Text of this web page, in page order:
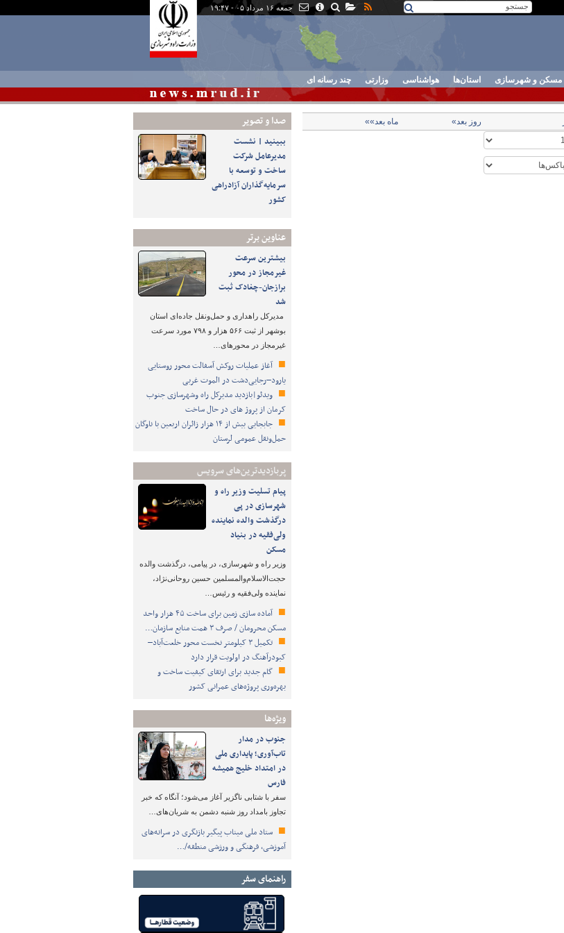
جمعه ۱۶ مرداد ۰۵ - ۱۹:۴۷
مسکن و شهرسازی استان‌ها هواشناسی وزارتی چند رسانه ای
صدا و تصوير
ببینید | نشست
مدیرعامل شرکت
ساخت و توسعه با
سرمایه‌گذاران آزادراهی
کشور
عناوین برتر
بیشترین سرعت
غیرمجاز در محور
برازجان-چغادک ثبت
شد
مدیرکل راهداری و حمل‌ونقل جاده‌ای استان
بوشهر از ثبت ۵۶۶ هزار و ۷۹۸ مورد سرعت
غیرمجاز در محورهای…
آغاز عملیات روکش آسفالت محور روستایی
یارود–رجایی‌دشت در الموت غربی
ویدئو|بازدید مدیرکل راه وشهرسازی جنوب
کرمان از پروژ های در حال ساخت
جابجایی بیش از ۱۴ هزار زائران اربعین با ناوگان
حمل‌ونقل عمومی لرستان
پربازدیدترین‌های سرویس
پیام تسلیت وزیر راه و
شهرسازی در پی
درگذشت والده نماینده
ولی‌فقیه در بنیاد
مسکن
وزیر راه و شهرسازی، در پیامی، درگذشت والده
حجت‌الاسلام‌والمسلمین حسین روحانی‌نژاد،
نماینده ولی‌فقیه و رئیس…
آماده سازی زمین برای ساخت ۴۵ هزار واحد
مسکن محرومان / صرف ۳ همت منابع سازمان…
تکمیل ۳ کیلومتر نخست محور خلعت‌آباد–
کبودرآهنگ در اولویت قرار دارد
گام جدید برای ارتقای کیفیت ساخت و
بهره‌وری پروژه‌های عمرانی کشور
ویژه‌ها
جنوب در مدار
تاب‌آوری؛ پایداری ملی
در امتداد خلیج همیشه
فارس
سفر با شتابی ناگزیر آغاز می‌شود؛ آنگاه که خبر
تجاوز بامداد روز شنبه دشمن به شریان‌های…
ستاد ملی میناب پیگیر بازنگری در سرانه‌های
آموزشی، فرهنگی و ورزشی منطقه/…
راهنمای سفر
روز بعد» ماه بعد»»